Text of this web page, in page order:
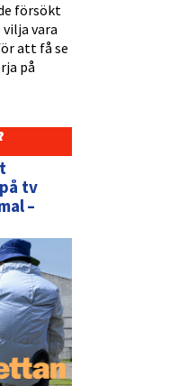
försökt
vara
att få se
på
tv
–